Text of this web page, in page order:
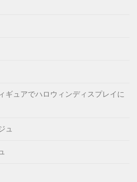
ギュアでハロウィンディスプレイに
ュ